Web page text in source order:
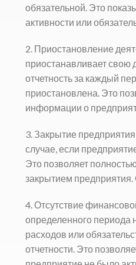
обязательной. Это
активности или
2. Приостановление
приостанавливает свою
отчетность за каждый
приостановлена. Это
информации о
3. Закрытие
случае, если
Это позволяет
закрытием предприятия.
4. Отсутствие
определенного периода
расходов или
отчетности. Это